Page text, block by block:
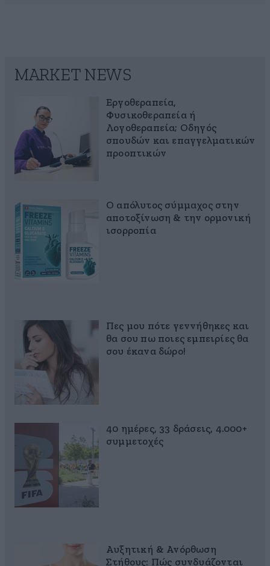
MARKET NEWS
Εργοθεραπεία,
Φυσικοθεραπεία ή
Λογοθεραπεία; Οδηγός
σπουδών και επαγγελματικών
προοπτικών
Ο απόλυτος σύμμαχος στην
αποτοξίνωση & την ορμονική
ισορροπία
Πες μου πότε γεννήθηκες και
θα σου πω ποιες εμπειρίες θα
σου έκανα δώρο!
40 ημέρες, 33 δράσεις, 4.000+
συμμετοχές
Αυξητική & Ανόρθωση
Στήθους: Πώς συνδυάζονται